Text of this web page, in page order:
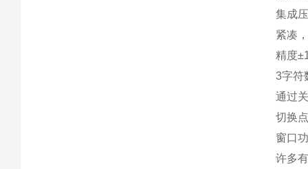
集成
紧凑
精度
3字符
通过
切换
窗口
许多